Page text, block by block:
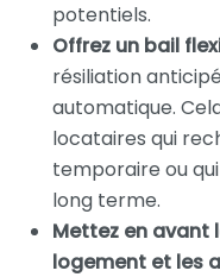
potentiels.
Offrez un bail
résiliation
automatique.
locataires qui
temporaire ou
long terme.
Mettez en avant
logement et les